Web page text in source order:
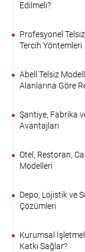
Edilmeli?
Profesyonel
Tercih Yöntemleri
Abell Telsiz
Alanlarına Göre
Şantiye, Fabrika
Avantajları
Otel, Restoran,
Modelleri
Depo, Lojistik ve
Çözümleri
Kurumsal
Katkı Sağlar?